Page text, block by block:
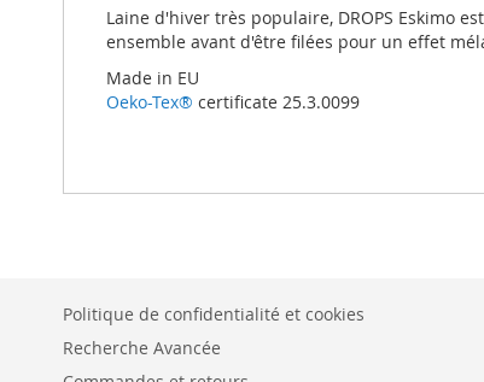
Laine d'hiver très populaire, DROPS Eskimo
ensemble avant d'être filées pour un effet
Made in EU
Oeko-Tex® certificate 25.3.0099
Politique de confidentialité et cookies
Recherche Avancée